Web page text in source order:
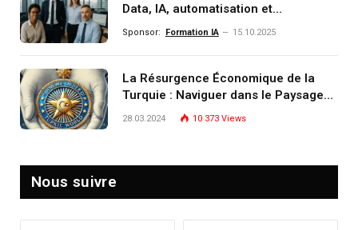
Data, IA, automatisation et
investissement (gestion de
Sponsor: Formation IA 15.10.2025
La Résurgence Économique de la
Turquie : Naviguer dans le Paysage
Post-Crise
28.03.2024 10 373 Views
Nous suivre